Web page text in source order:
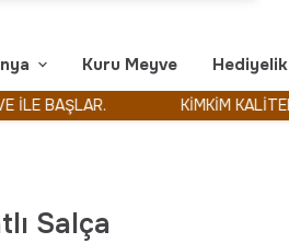
Kuru Meyve Hediyelik
KİMKİM KALİTEDİR!
Salça